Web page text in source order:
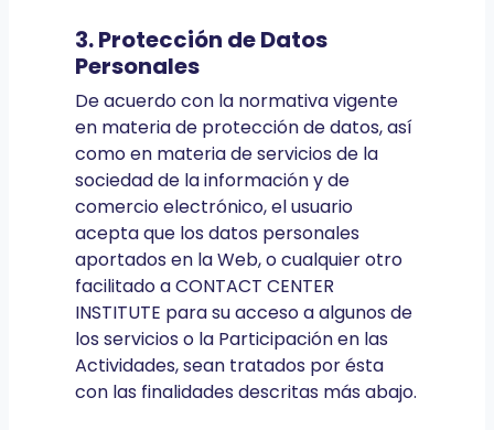
3. Protección de Datos
Personales
De acuerdo con la normativa vigente
en materia de protección de datos, así
como en materia de servicios de la
sociedad de la información y de
comercio electrónico, el usuario
acepta que los datos personales
aportados en la Web, o cualquier otro
facilitado a CONTACT CENTER
INSTITUTE para su acceso a algunos de
los servicios o la Participación en las
Actividades, sean tratados por ésta
con las finalidades descritas más abajo.